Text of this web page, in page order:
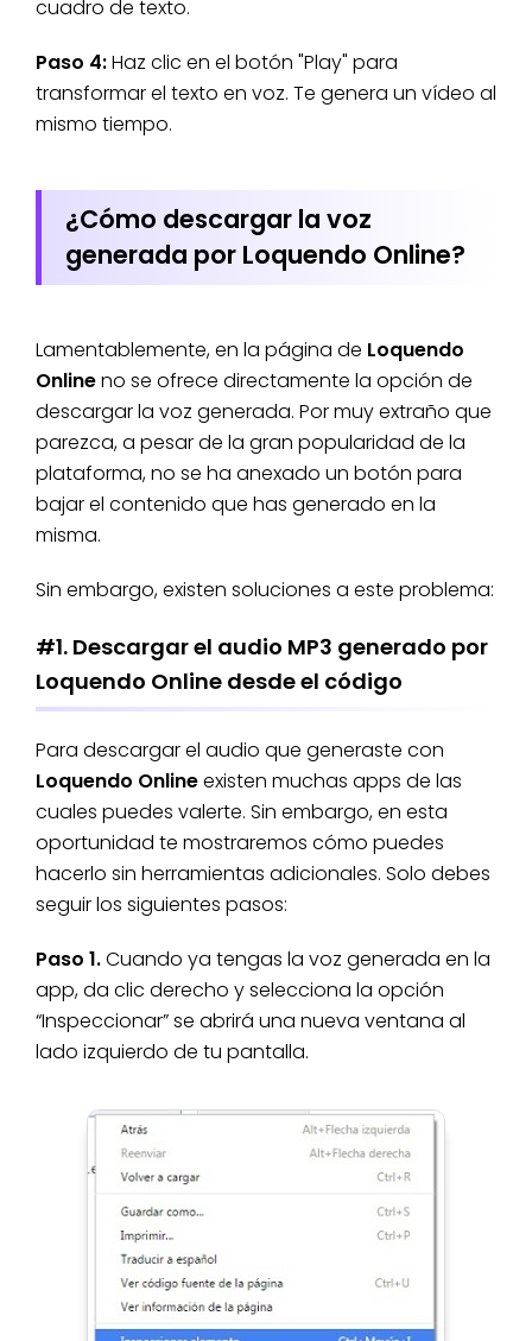
cuadro de texto.
Paso 4:Haz clic en el botón "Play" para
transformar el texto en voz. Te genera un vídeo al
mismo tiempo.
¿Cómo descargar la voz
generada por Loquendo Online?
Lamentablemente, en la página de Loquendo
Onlineno se ofrece directamente la opción de
descargar la voz generada. Por muy extraño que
parezca, a pesar de la gran popularidad de la
plataforma, no se ha anexado un botón para
bajar el contenido que has generado en la
misma.
Sin embargo, existen soluciones a este problema:
#1. Descargar el audio MP3 generado por
Loquendo Online desde el código
Para descargar el audio que generaste con
Loquendo Onlineexisten muchas apps de las
cuales puedes valerte. Sin embargo, en esta
oportunidad te mostraremos cómo puedes
hacerlo sin herramientas adicionales. Solo debes
seguir los siguientes pasos:
Paso 1.Cuando ya tengas la voz generada en la
app, da clic derecho y selecciona la opción
“Inspeccionar” se abrirá una nueva ventana al
lado izquierdo de tu pantalla.